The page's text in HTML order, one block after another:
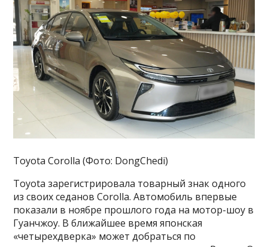
Toyota Corolla (Фото: DongChedi)
Toyota зарегистрировала товарный знак одного
из своих седанов Corolla. Автомобиль впервые
показали в ноябре прошлого года на мотор-шоу в
Гуанчжоу. В ближайшее время японская
«четырехдверка» может добраться по